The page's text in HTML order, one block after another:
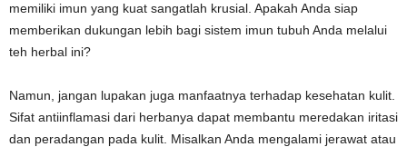
memiliki imun yang kuat sangatlah krusial. Apakah Anda siap
memberikan dukungan lebih bagi sistem imun tubuh Anda melalui
teh herbal ini?
Namun, jangan lupakan juga manfaatnya terhadap kesehatan kulit.
Sifat antiinflamasi dari herbanya dapat membantu meredakan iritasi
dan peradangan pada kulit. Misalkan Anda mengalami jerawat atau